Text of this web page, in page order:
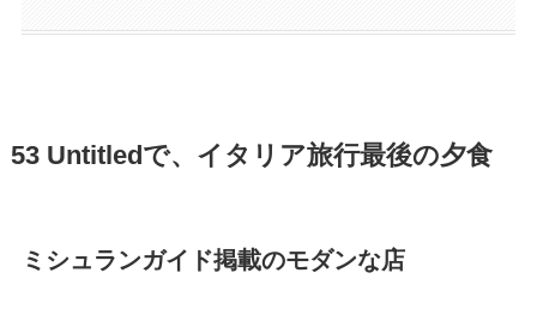
53 Untitled で、イタリア旅行最後の夕食
ミシュランガイド掲載のモダンな店